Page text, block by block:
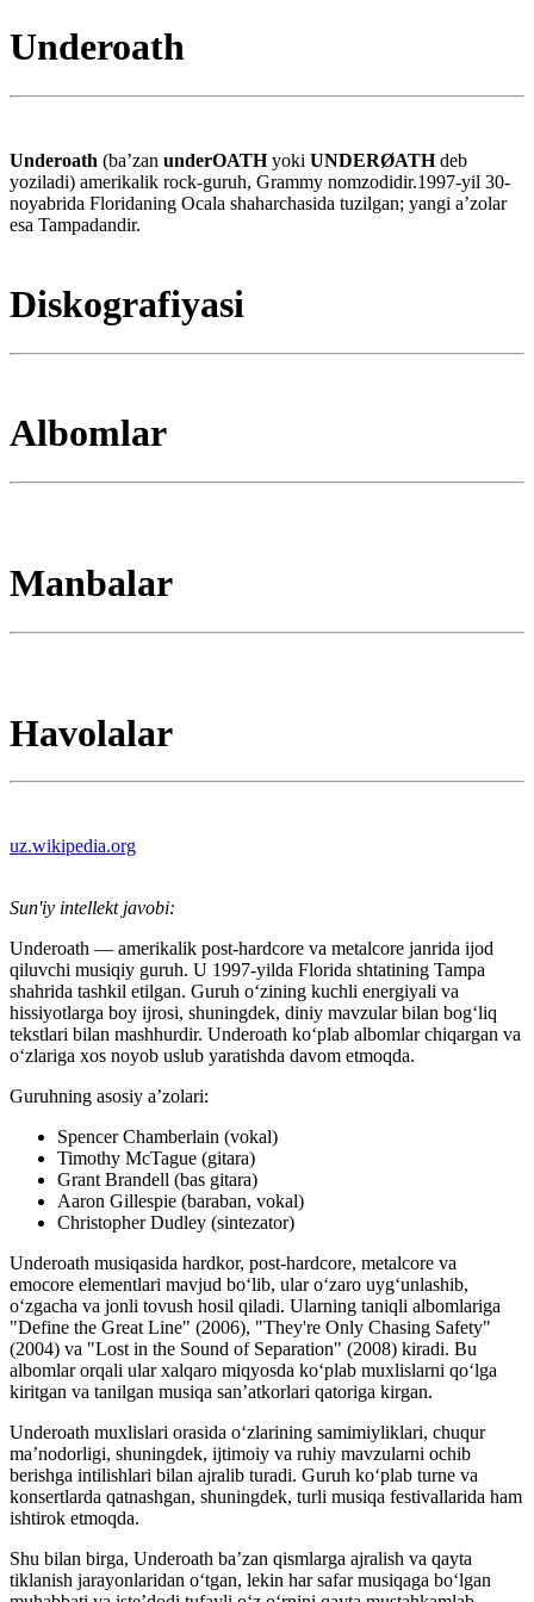
Underoath
Underoath (baʼzan underOATHyoki UNDERØATHdeb
yoziladi) amerikalik rock-guruh, Grammy nomzodidir.1997-yil 30-
noyabrida Floridaning Ocala shaharchasida tuzilgan; yangi aʼzolar
esa Tampadandir.
Diskografiyasi
Albomlar
Manbalar
Havolalar
uz.wikipedia.org
Sun'iy intellekt javobi:
Underoath — amerikalik post-hardcore va metalcore janrida ijod
qiluvchi musiqiy guruh. U 1997-yilda Florida shtatining Tampa
shahrida tashkil etilgan. Guruh o‘zining kuchli energiyali va
hissiyotlarga boy ijrosi, shuningdek, diniy mavzular bilan bog‘liq
tekstlari bilan mashhurdir. Underoath ko‘plab albomlar chiqargan va
o‘zlariga xos noyob uslub yaratishda davom etmoqda.
Guruhning asosiy a’zolari:
Spencer Chamberlain (vokal)
Timothy McTague (gitara)
Grant Brandell (bas gitara)
Aaron Gillespie (baraban, vokal)
Christopher Dudley (sintezator)
Underoath musiqasida hardkor, post-hardcore, metalcore va
emocore elementlari mavjud bo‘lib, ular o‘zaro uyg‘unlashib,
o‘zgacha va jonli tovush hosil qiladi. Ularning taniqli albomlariga
"Define the Great Line" (2006), "They're Only Chasing Safety"
(2004) va "Lost in the Sound of Separation" (2008) kiradi. Bu
albomlar orqali ular xalqaro miqyosda ko‘plab muxlislarni qo‘lga
kiritgan va tanilgan musiqa san’atkorlari qatoriga kirgan.
Underoath muxlislari orasida o‘zlarining samimiyliklari, chuqur
ma’nodorligi, shuningdek, ijtimoiy va ruhiy mavzularni ochib
berishga intilishlari bilan ajralib turadi. Guruh ko‘plab turne va
konsertlarda qatnashgan, shuningdek, turli musiqa festivallarida ham
ishtirok etmoqda.
Shu bilan birga, Underoath ba’zan qismlarga ajralish va qayta
tiklanish jarayonlaridan o‘tgan, lekin har safar musiqaga bo‘lgan